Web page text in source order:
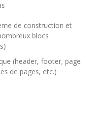
de construction et
blocs
(header, footer, page
de pages, etc.)